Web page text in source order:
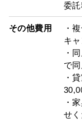
委託
その他費用
・
キ
・
で
・
・
せく